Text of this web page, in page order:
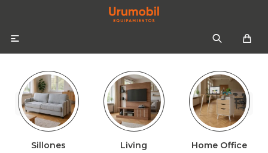

Sillones Living Home Office
Colchones